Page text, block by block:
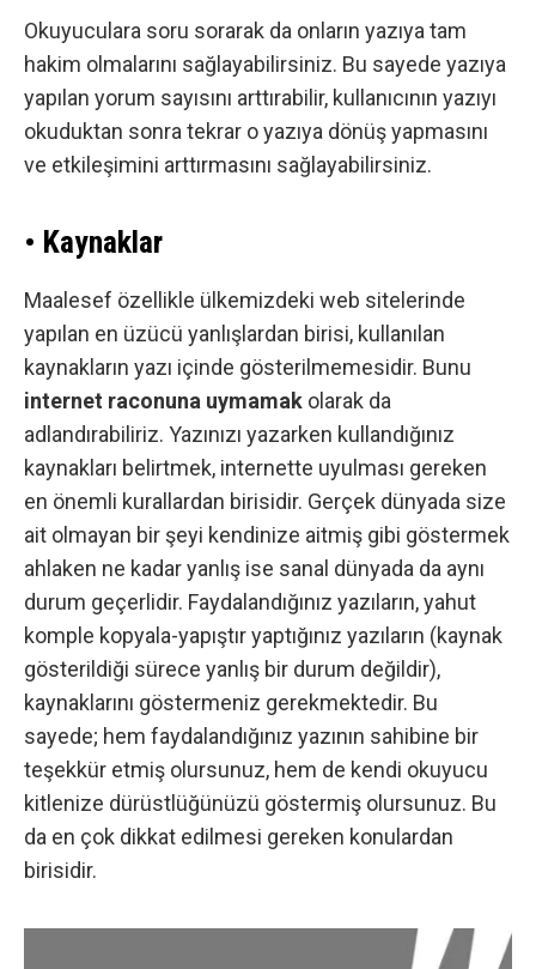
Okuyuculara soru sorarak da onların yazıya tam
hakim olmalarını sağlayabilirsiniz. Bu sayede yazıya
yapılan yorum sayısını arttırabilir, kullanıcının yazıyı
okuduktan sonra tekrar o yazıya dönüş yapmasını
ve etkileşimini arttırmasını sağlayabilirsiniz.
• Kaynaklar
Maalesef özellikle ülkemizdeki web sitelerinde
yapılan en üzücü yanlışlardan birisi, kullanılan
kaynakların yazı içinde gösterilmemesidir. Bunu
internet raconuna uymamak olarak da
adlandırabiliriz. Yazınızı yazarken kullandığınız
kaynakları belirtmek, internette uyulması gereken
en önemli kurallardan birisidir. Gerçek dünyada size
ait olmayan bir şeyi kendinize aitmiş gibi göstermek
ahlaken ne kadar yanlış ise sanal dünyada da aynı
durum geçerlidir. Faydalandığınız yazıların, yahut
komple kopyala-yapıştır yaptığınız yazıların (kaynak
gösterildiği sürece yanlış bir durum değildir),
kaynaklarını göstermeniz gerekmektedir. Bu
sayede; hem faydalandığınız yazının sahibine bir
teşekkür etmiş olursunuz, hem de kendi okuyucu
kitlenize dürüstlüğünüzü göstermiş olursunuz. Bu
da en çok dikkat edilmesi gereken konulardan
birisidir.